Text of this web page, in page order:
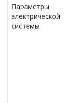
Параметры
электрической
системы